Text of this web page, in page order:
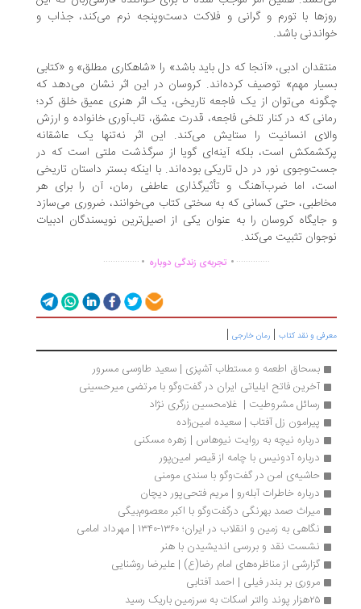
با تورم و گرانی و فلاکت دست‌وپنجه نرم می‌کند، جذاب و
باشد.
ادبی، «آنجا که دل باید باشد» را «شاهکاری مطلق» و «کتابی
مهم» توصیف کرده‌اند. کروسان در این اثر نشان می‌دهد که
می‌توان از یک فاجعه تاریخی، یک اثر هنری عمیق خلق کرد؛
که در کنار تلخی فاجعه، قدرت عشق، تاب‌آوری خانواده و ارزش
انسانیت را ستایش می‌کند. این اثر نه‌تنها یک عاشقانه
است، بلکه آینه‌ای گویا از سرگذشت ملتی است که در
نور در دل تاریکی بوده‌اند. با اینکه بستر داستان تاریخی
اما ضرب‌آهنگ و تأثیرگذاری عاطفی رمان، آن را برای هر
حتی کسانی که به سختی کتاب می‌خوانند، ضروری می‌سازد
کروسان را به عنوان یکی از اصیل‌ترین نویسندگان ادبیات
تثبیت می‌کند.
............... .تجربه‌ی زندگی دوباره ...............
و نقد کتاب|رمان خارجی|
بسحاق اطعمه و مستطاب آشپزی | سعید طاوسی مسرور
آخرین فاتح ایلیاتی ایران در گفت‌وگو با مرتضی میرحسینی
رسائل مشروطیت |  غلامحسین زرگری نژاد
پیرامون زل آفتاب | سعیده امین‌زاده
درباره نیچه به روایت نیوهاس | زهره مسکنی
درباره آدونیس با چامه از قیصر امین‌پور
حاشیه‌ی امن در گفت‌وگو با سندی مومنی
درباره خاطرات آبله‌رو | مریم فتحی‌پور دیچان
میراث صمد بهرنگی درگفت‌وگو با اکبر معصوم‌بیگی
نگاهی به زمین و انقلاب در ایران؛ ۱۳۶۰-۱۳۴۰ | مهرداد امامی
نشست نقد و بررسی اندیشیدن با هنر
گزارشی از مناظره‌های امام رضا(ع) | علیرضا روشنایی
مروری بر بندر فیلی | احمد آفتابی